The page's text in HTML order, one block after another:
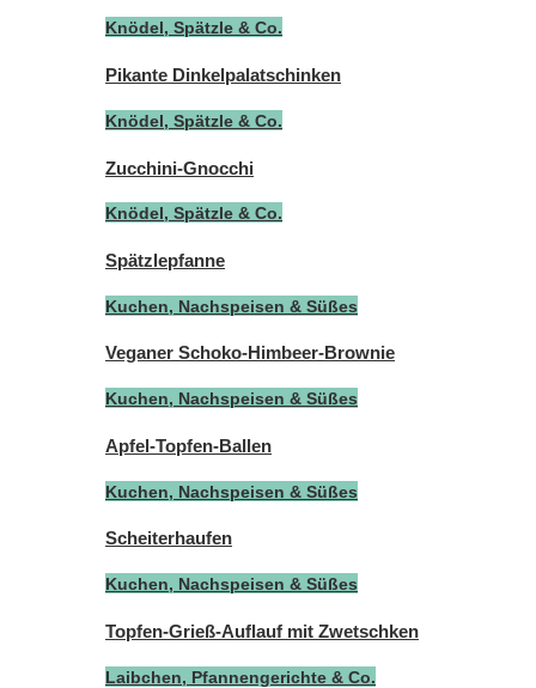
Knödel, Spätzle & Co.
Pikante Dinkelpalatschinken
Knödel, Spätzle & Co.
Zucchini-Gnocchi
Knödel, Spätzle & Co.
Spätzlepfanne
Kuchen, Nachspeisen & Süßes
Veganer Schoko-Himbeer-Brownie
Kuchen, Nachspeisen & Süßes
Apfel-Topfen-Ballen
Kuchen, Nachspeisen & Süßes
Scheiterhaufen
Kuchen, Nachspeisen & Süßes
Topfen-Grieß-Auflauf mit Zwetschken
Laibchen, Pfannengerichte & Co.